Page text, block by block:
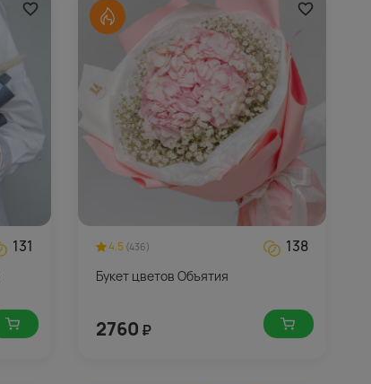
131 4.5 (436) 138
Букет цветов Объятия
2760 ₽